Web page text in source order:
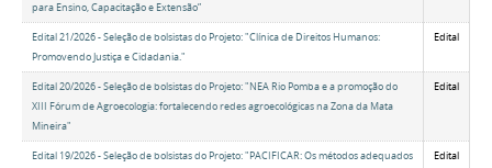
para Ensino, Capacitação e Extensão”
Edital 21/2026 - Seleção de bolsistas do Projeto: "Clínica de Direitos Humanos:
Promovendo Justiça e Cidadania."
Edital
Edital 20/2026 - Seleção de bolsistas do Projeto: "NEA Rio Pomba e a promoção do
XIII Fórum de Agroecologia: fortalecendo redes agroecológicas na Zona da Mata
Mineira"
Edital
Edital 19/2026 - Seleção de bolsistas do Projeto: "PACIFICAR: Os métodos adequados
Edital